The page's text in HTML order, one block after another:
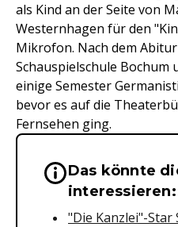
als Kind an der Seite von
Westernhagen für den
Mikrofon. Nach dem
Schauspielschule
einige Semester
bevor es auf die
Fernsehen ging.
Wichtige
Das könnte
interessieren:
"Die Kanzlei"-Star